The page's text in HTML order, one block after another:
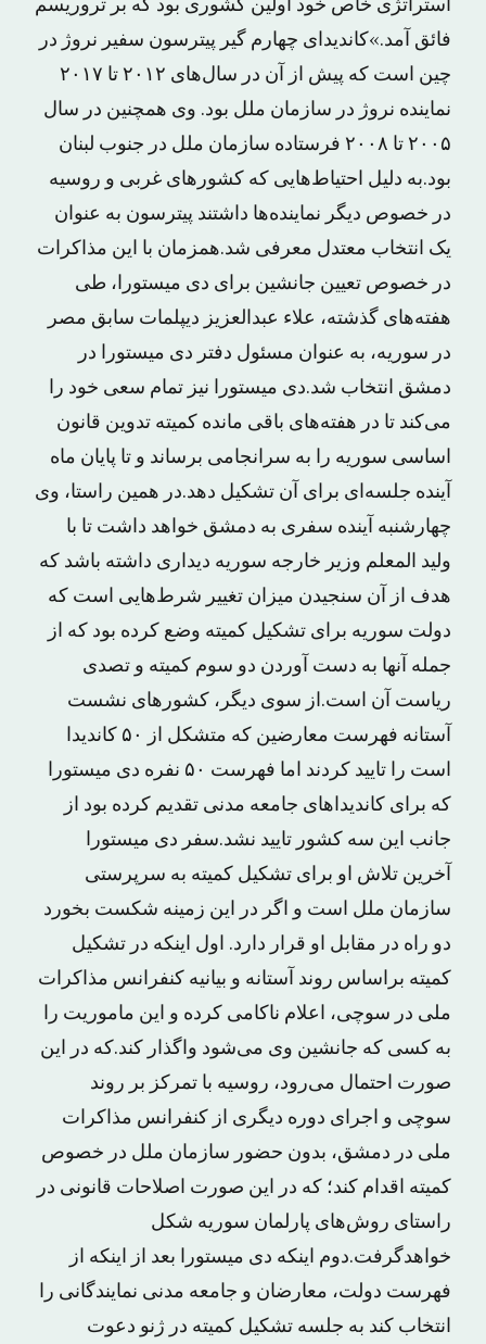
استراتژی خاص خود اولین کشوری بود که بر تروریسم
فائق آمد.»کاندیدای چهارم گیر پیترسون سفیر نروژ در
چین است که پیش از آن در سال‌های ۲۰۱۲ تا ۲۰۱۷
نماینده نروژ در سازمان ملل بود. وی همچنین در سال
۲۰۰۵ تا ۲۰۰۸ فرستاده سازمان ملل در جنوب لبنان
بود.به دلیل احتیاط‌هایی که کشورهای غربی و روسیه
در خصوص دیگر نماینده‌ها داشتند پیترسون به عنوان
یک انتخاب معتدل معرفی شد.همزمان با این مذاکرات
در خصوص تعیین جانشین برای دی میستورا، طی
هفته‌های گذشته، علاء عبدالعزیز دیپلمات سابق مصر
در سوریه، به عنوان مسئول دفتر دی میستورا در
دمشق انتخاب شد.دی میستورا نیز تمام سعی خود را
می‌کند تا در هفته‌های باقی مانده کمیته تدوین قانون
اساسی سوریه را به سرانجامی برساند و تا پایان ماه
آینده جلسه‌ای برای آن تشکیل دهد.در همین راستا، وی
چهارشنبه آینده سفری به دمشق خواهد داشت تا با
ولید المعلم وزیر خارجه سوریه دیداری داشته باشد که
هدف از آن سنجیدن میزان تغییر شرط‌هایی است که
دولت سوریه برای تشکیل کمیته وضع کرده بود که از
جمله آنها به دست آوردن دو سوم کمیته و تصدی
ریاست آن است.از سوی دیگر، کشورهای نشست
آستانه فهرست معارضین که متشکل از ۵۰ کاندیدا
است را تایید کردند اما فهرست ۵۰ نفره دی میستورا
که برای کاندیداهای جامعه مدنی تقدیم کرده‌ بود از
جانب این سه کشور تایید نشد.سفر دی میستورا
آخرین تلاش او برای تشکیل کمیته به سرپرستی
سازمان ملل است و اگر در این زمینه شکست بخورد
دو راه در مقابل او قرار دارد. اول اینکه در تشکیل
کمیته براساس روند آستانه و بیانیه کنفرانس مذاکرات
ملی در سوچی، اعلام ناکامی کرده و این ماموریت را
به کسی که جانشین وی می‌شود واگذار کند.که در این
صورت احتمال می‌رود، روسیه با تمرکز بر روند
سوچی و اجرای دوره دیگری از کنفرانس مذاکرات
ملی در دمشق، بدون حضور سازمان ملل در خصوص
کمیته اقدام کند؛ که در این صورت اصلاحات قانونی در
راستای روش‌های پارلمان سوریه شکل
خواهدگرفت.دوم اینکه دی میستورا بعد از اینکه از
فهرست دولت، معارضان و جامعه مدنی نمایندگانی را
انتخاب کند به جلسه تشکیل کمیته در ژنو دعوت